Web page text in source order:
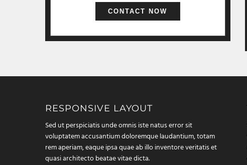
CONTACT NOW
RESPONSIVE LAYOUT
Sed ut perspiciatis unde omnis iste natus error sit
voluptatem accusantium doloremque laudantium, totam
rem aperiam, eaque ipsa quae ab illo inventore veritatis et
quasi architecto beatae vitae dicta.